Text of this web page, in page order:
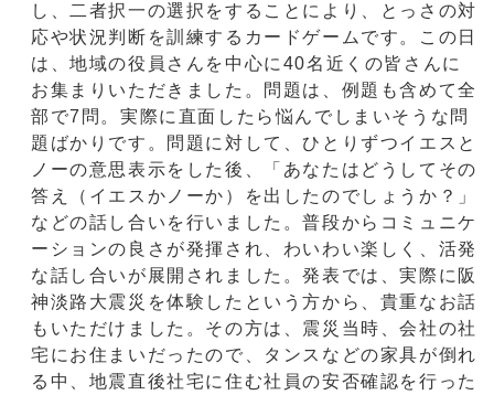
し、二者択一の選択をすることにより、とっさの対
応や状況判断を訓練するカードゲームです。この日
は、地域の役員さんを中心に40名近くの皆さんに
お集まりいただきました。問題は、例題も含めて全
部で7問。実際に直面したら悩んでしまいそうな問
題ばかりです。問題に対して、ひとりずつイエスと
ノーの意思表示をした後、「あなたはどうしてその
答え（イエスかノーか）を出したのでしょうか？」
などの話し合いを行いました。普段からコミュニケ
ーションの良さが発揮され、わいわい楽しく、活発
な話し合いが展開されました。発表では、実際に阪
神淡路大震災を体験したという方から、貴重なお話
もいただけました。その方は、震災当時、会社の社
宅にお住まいだったので、タンスなどの家具が倒れ
る中、地震直後社宅に住む社員の安否確認を行った